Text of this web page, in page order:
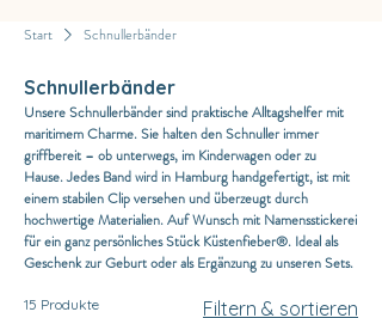
Start Schnullerbänder
Schnullerbänder
Unsere Schnullerbänder sind praktische Alltagshelfer mit
maritimem Charme. Sie halten den Schnuller immer
griffbereit – ob unterwegs, im Kinderwagen oder zu
Hause. Jedes Band wird in Hamburg handgefertigt, ist mit
einem stabilen Clip versehen und überzeugt durch
hochwertige Materialien. Auf Wunsch mit Namensstickerei
für ein ganz persönliches Stück Küstenfieber®. Ideal als
Geschenk zur Geburt oder als Ergänzung zu unseren Sets.
15 Produkte Filtern & sortieren